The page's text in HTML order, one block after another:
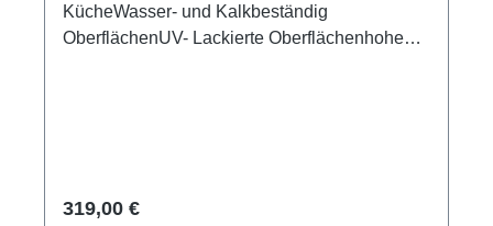
KücheWasser- und Kalkbeständig
OberflächenUV- Lackierte Oberflächenhohe
Regulärer Preis:
319,00 €